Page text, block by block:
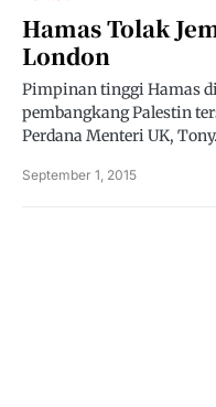
Hamas Tolak
London
Pimpinan tinggi Hamas
pembangkang Palestin
Perdana Menteri UK,
September 1, 2015